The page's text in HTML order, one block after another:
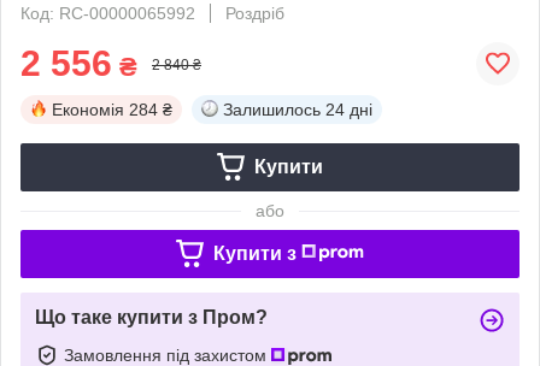
Код: RC-00000065992
Роздріб
2 556 ₴ 2 840 ₴
Економія 284 ₴ Залишилось 24 дні
Купити
або
Купити з
Що таке купити з Пром?
Замовлення під захистом